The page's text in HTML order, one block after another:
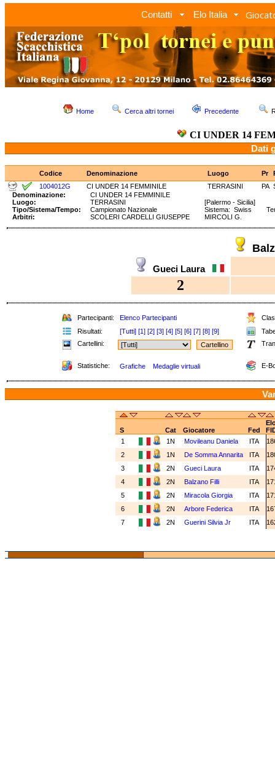
Contatti Elo Italia
Home Cerca altri tornei Precedente
CI UNDER 14
Dati
Codice Denominazione Luogo Pr
1004012G
CI UNDER 14 FEMMINILE TERRASINI PA
Denominazione:
CI UNDER 14 FEMMINILE
Luogo:
TERRASINI
[Palermo - Sicilia]
Tipo/Sistema/Tempo:
Campionato Nazionale
Sistema: Swiss
Arbitri:
SCOLERI CARDELLI GIUSEPPE MIRCOLI G.
Gueci Laura
2
Partecipanti: Elenco Partecipanti
Risultati:
[Tutti] [1] [2] [3] [4] [5] [6] [7] [8] [9]
Cartellini:
Statistiche: Grafiche Medaglie virtuali E-
S
Cat Giocatore Fed
1
1N Movileanu Daniela ITA
2
1N De Somma Annarita ITA
3
2N Gueci Laura ITA
4
2N Balzano Filli ITA
5
2N Miracola Giorgia ITA
6
2N Arbore Federica ITA
7
2N Guerini Silvia Jr ITA